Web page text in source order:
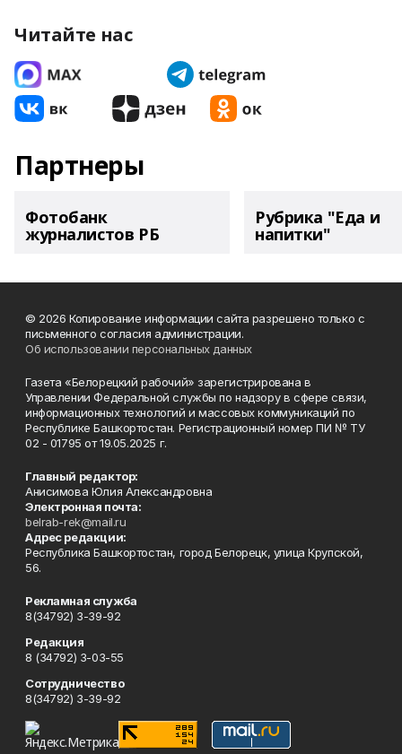
Читайте нас
Партнеры
Фотобанк
журналистов РБ
Рубрика "Еда и
напитки"
© 2026 Копирование информации сайта разрешено только с
письменного согласия администрации.
Об использовании персональных данных
Газета «Белорецкий рабочий» зарегистрирована в
Управлении Федеральной службы по надзору в сфере связи,
информационных технологий и массовых коммуникаций по
Республике Башкортостан. Регистрационный номер ПИ № ТУ
02 - 01795 от 19.05.2025 г.
Главный редактор:
Анисимова Юлия Александровна
Электронная почта:
belrab-rek@mail.ru
Адрес редакции:
Республика Башкортостан, город Белорецк, улица Крупской,
56.
Рекламная служба
8(34792) 3-39-92
Редакция
8 (34792) 3-03-55
Сотрудничество
8(34792) 3-39-92